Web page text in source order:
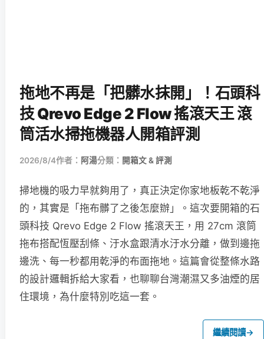
拖地不再是「把髒水抹開」！石頭科
技 Qrevo Edge 2 Flow 搖滾天王 滾
筒活水掃拖機器人開箱評測
2026/8/4作者： 阿湯分類： 開箱文 & 評測
掃地機的吸力早就夠用了，真正決定你家地板乾不乾淨
的，其實是「拖布髒了之後怎麼辦」。這次要開箱的石
頭科技 Qrevo Edge 2 Flow 搖滾天王，用 27cm 滾筒
拖布搭配恆壓刮條、汙水盒跟清水汙水分離，做到邊拖
邊洗、每一秒都用乾淨的布面拖地。這篇會從整條水路
的設計邏輯拆給大家看，也聊聊台灣潮濕又多油煙的居
住環境，為什麼特別吃這一套。
繼續閱讀→